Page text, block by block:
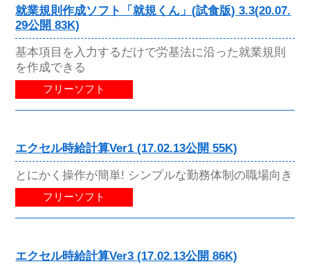
就業規則作成ソフト「就規くん」(試食版) 3.3(20.07.
29公開 83K)
基本項目を入力するだけで労基法に沿った就業規則
を作成できる
フリーソフト
エクセル時給計算Ver1 (17.02.13公開 55K)
とにかく操作が簡単! シンプルな勤務体制の職場向き
フリーソフト
エクセル時給計算Ver3 (17.02.13公開 86K)